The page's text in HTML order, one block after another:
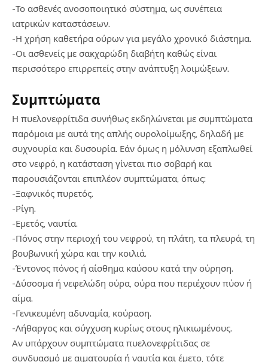
-Το ασθενές ανοσοποιητικό σύστημα, ως συνέπεια
ιατρικών καταστάσεων.
-Η χρήση καθετήρα ούρων για μεγάλο χρονικό διάστημα.
-Οι ασθενείς με σακχαρώδη διαβήτη καθώς είναι
περισσότερο επιρρεπείς στην ανάπτυξη λοιμώξεων.
Συμπτώματα
Η πυελονεφρίτιδα συνήθως εκδηλώνεται με συμπτώματα
παρόμοια με αυτά της απλής ουρολοίμωξης, δηλαδή με
συχνουρία και δυσουρία. Εάν όμως η μόλυνση εξαπλωθεί
στο νεφρό, η κατάσταση γίνεται πιο σοβαρή και
παρουσιάζονται επιπλέον συμπτώματα, όπως:
-Ξαφνικός πυρετός.
-Ρίγη.
-Εμετός, ναυτία.
-Πόνος στην περιοχή του νεφρού, τη πλάτη, τα πλευρά, τη
βουβωνική χώρα και την κοιλιά.
-Έντονος πόνος ή αίσθημα καύσου κατά την ούρηση.
-Δύσοσμα ή νεφελώδη ούρα, ούρα που περιέχουν πύον ή
αίμα.
-Γενικευμένη αδυναμία, κούραση.
-Λήθαργος και σύγχυση κυρίως στους ηλικιωμένους.
Αν υπάρχουν συμπτώματα πυελονεφρίτιδας σε
συνδυασμό με αιματουρία ή ναυτία και έμετο, τότε